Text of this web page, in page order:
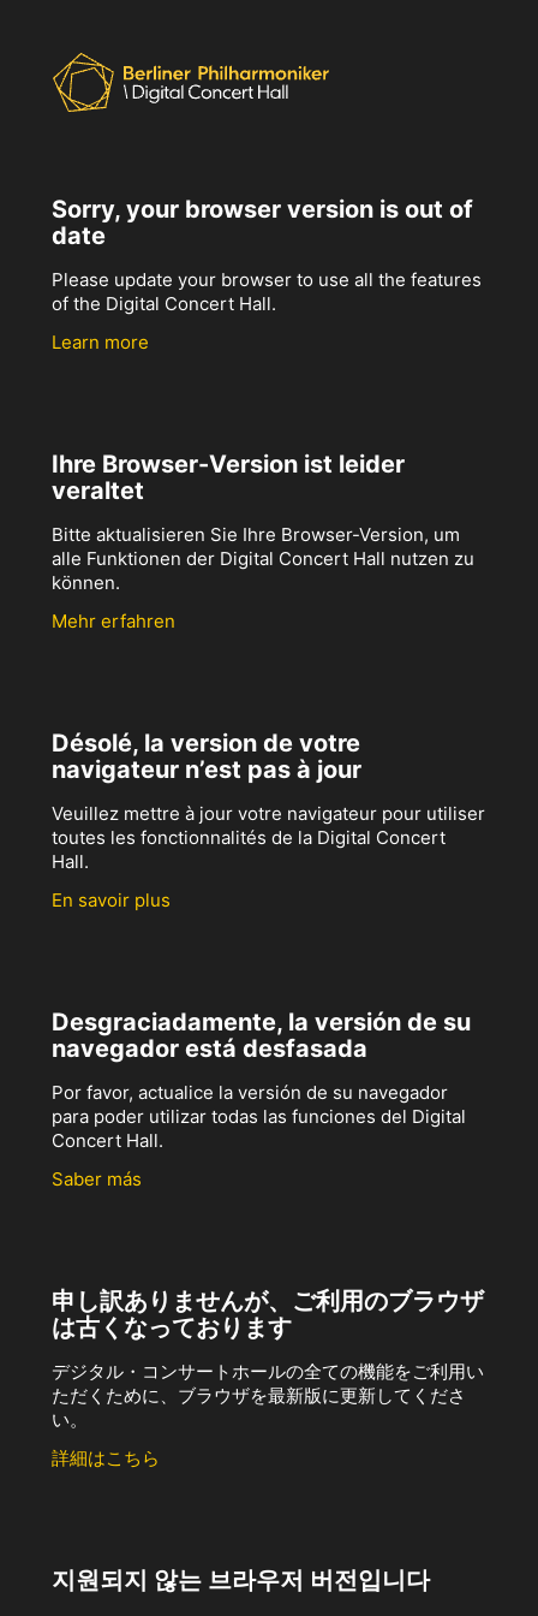
Sorry, your browser version is out of
date
Please update your browser to use all the features
of the Digital Concert Hall.
Learn more
Ihre Browser-Version ist leider
veraltet
Bitte aktualisieren Sie Ihre Browser-Version, um
alle Funktionen der Digital Concert Hall nutzen zu
können.
Mehr erfahren
Désolé, la version de votre
navigateur n’est pas à jour
Veuillez mettre à jour votre navigateur pour utiliser
toutes les fonctionnalités de la Digital Concert
Hall.
En savoir plus
Desgraciadamente, la versión de su
navegador está desfasada
Por favor, actualice la versión de su navegador
para poder utilizar todas las funciones del Digital
Concert Hall.
Saber más
申し訳ありませんが、ご利用のブラウザ
は古くなっております
デジタル・コンサートホールの全ての機能をご利用い
ただくために、ブラウザを最新版に更新してくださ
い。
詳細はこちら
지원되지 않는 브라우저 버전입니다